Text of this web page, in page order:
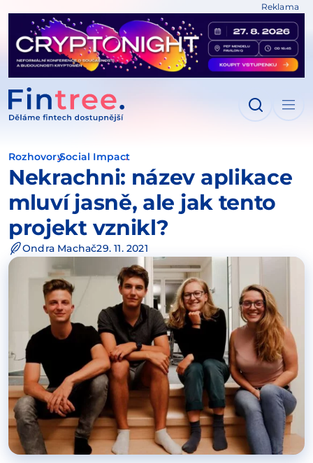
Reklama
RozhovorySocial Impact
Nekrachni: název aplikace
mluví jasně, ale jak tento
projekt vznikl?
Ondra Machač29. 11. 2021